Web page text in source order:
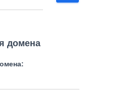
домена